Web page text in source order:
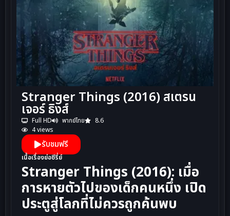
Stranger Things (2016) สเตรน
เจอร์ ธิงส์
Full HD พากย์ไทย
8.6
4 views
รับชมฟรี
เนื้อเรื่องย่อซีรี่ย์
Stranger Things (2016): เมื่อ
การหายตัวไปของเด็กคนหนึ่ง เปิด
ประตูสู่โลกที่ไม่ควรถูกค้นพบ